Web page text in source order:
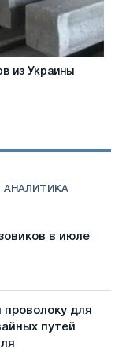
из Украины
АНАЛИТИКА
в июле
для
путей